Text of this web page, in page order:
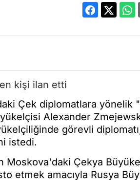
Çek diplomatlara yönelik
Alexander
görevli
istedi.
Moskova'daki Çekya
etmek amacıyla Rusya